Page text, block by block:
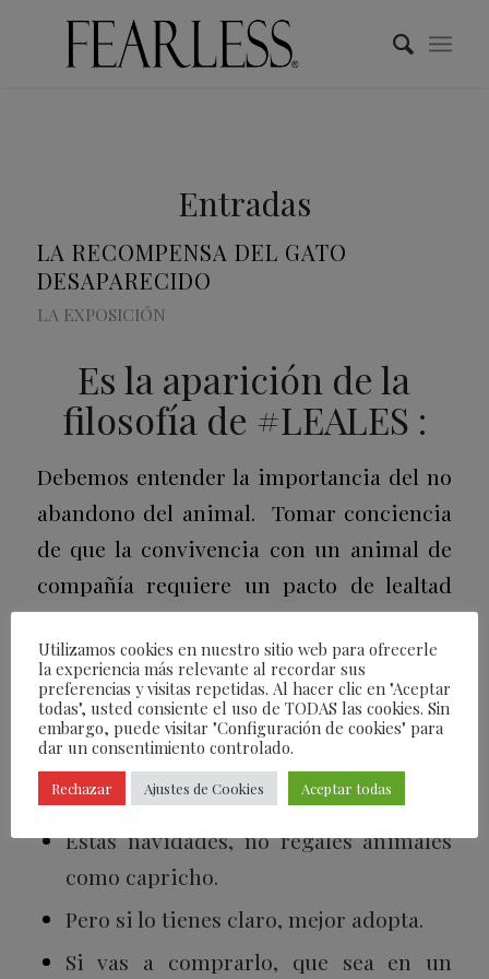
Entradas
LA RECOMPENSA DEL GATO
DESAPARECIDO
LA EXPOSICIÓN
Es la aparición de la
filosofía de #LEALES :
Debemos entender la importancia del no
abandono del animal. Tomar conciencia
de que la convivencia con un animal de
compañía requiere un pacto de lealtad
con el animal y el medioambiente.
Ellos son #LEALES contigo, y este es
nuestro deber con ellos. Porque la lealtad
es un intercambio de valores, de
compromisos, de entrega.
Estas navidades, no regales animales
como capricho.
Pero si lo tienes claro, mejor adopta.
Si vas a comprarlo, que sea en un
Utilizamos cookies en nuestro sitio web para ofrecerle
la experiencia más relevante al recordar sus
preferencias y visitas repetidas. Al hacer clic en "Aceptar
todas", usted consiente el uso de TODAS las cookies. Sin
embargo, puede visitar "Configuración de cookies" para
dar un consentimiento controlado.
Rechazar Ajustes de Cookies Aceptar todas